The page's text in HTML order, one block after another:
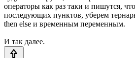
операторы как раз таки и пишутся,
последующих пунктов, уберем
then else и временным переменным.
И так далее.